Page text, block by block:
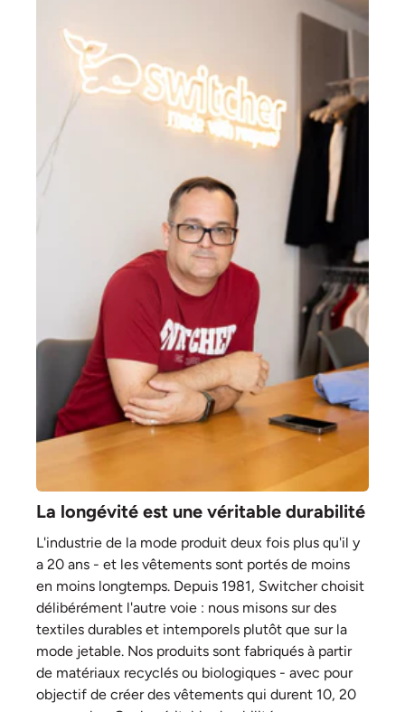
La longévité est une véritable durabilité
L'industrie de la mode produit deux fois plus qu'il y
a 20 ans - et les vêtements sont portés de moins
en moins longtemps. Depuis 1981, Switcher choisit
délibérément l'autre voie : nous misons sur des
textiles durables et intemporels plutôt que sur la
mode jetable. Nos produits sont fabriqués à partir
de matériaux recyclés ou biologiques - avec pour
objectif de créer des vêtements qui durent 10, 20